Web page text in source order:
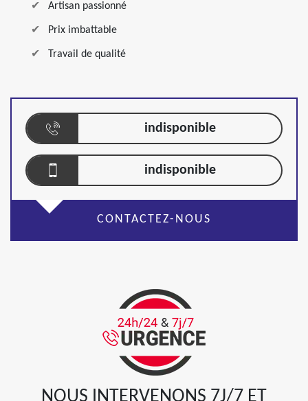
Artisan passionné
Prix imbattable
Travail de qualité
indisponible
indisponible
CONTACTEZ-NOUS
NOUS INTERVENONS 7J/7 ET